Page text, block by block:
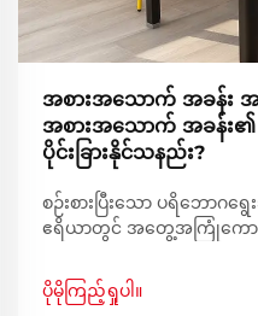
အစားအသောက် အခန်း
အစားအသောက် အခန်း
ပိုင်းခြားနိုင်သနည်း?
စဉ်းစားပြီးသော ပရိဘောဂရွ
ဧရိယာတွင် အတွေ့အကြုံကောင်း
ရာနေရာ၊ စကားပြောဆိုမှုမျ
အစားအစာကောင်းများနှင့်
ပိုမိုကြည့်ရှုပါ။